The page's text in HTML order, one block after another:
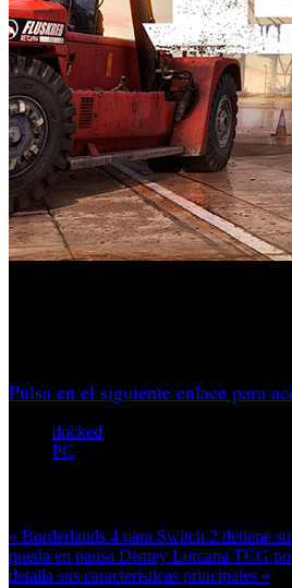
Pulsa en el siguiente enlace para
docked
PC
« Borderlands 4 para Switch 2 detiene
queda en pausa Disney Lorcana TCG
detalla sus características principales »